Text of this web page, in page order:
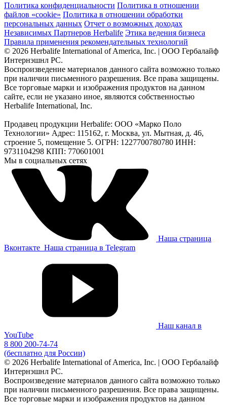
Политика конфиденциальности Политика в отношении
файлов «cookie» Политика в отношении обработки
персональных данных Отчет о возможных доходах
Независимых Партнеров Herbalife Этика ведения бизнеса
Правила применения рекомендательных технологий
© 2026 Herbalife International of America, Inc. | ООО Гербалайф
Интернэшнл РС.
Воспроизведение материалов данного сайта возможно только
при наличии письменного разрешения. Все права защищены.
Все торговые марки и изображения продуктов на данном
сайте, если не указано иное, являются собственностью
Herbalife International, Inc.
Продавец продукции Herbalife: ООО «Марко Поло
Технологии» Адрес: 115162, г. Москва, ул. Мытная, д. 46,
строение 5, помещение 5. ОГРН: 1227700780780 ИНН:
9731104298 КПП: 770601001
Мы в социальных сетях
Наша страница
Вконтакте Наша страница в Telegram
Наш канал в
YouTube
8 800 200-74-74
(бесплатно для России)
© 2026 Herbalife International of America, Inc. | ООО Гербалайф
Интернэшнл РС.
Воспроизведение материалов данного сайта возможно только
при наличии письменного разрешения. Все права защищены.
Все торговые марки и изображения продуктов на данном